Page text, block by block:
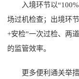
入境环节以
场过机检查；出境环
+安检”一次过检、两
的监管效率。
更多便利通关举